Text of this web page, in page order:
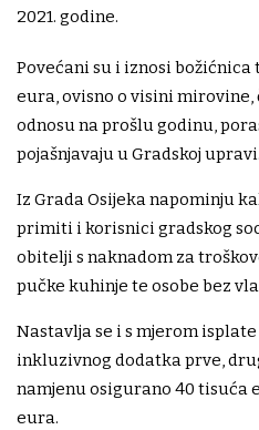
2021. godine.
Povećani su i iznosi božićnica
eura, ovisno o visini
odnosu na prošlu godinu,
pojašnjavaju u Gradskoj upravi.
Iz Grada Osijeka napominju
primiti i korisnici gradskog
obitelji s naknadom za
pučke kuhinje te osobe bez
Nastavlja se i s mjerom
inkluzivnog dodatka prve,
namjenu osigurano 40 tisuća
eura.